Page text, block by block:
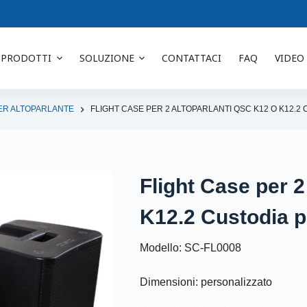
PRODOTTI SOLUZIONE CONTATTACI FAQ VIDEO
ALTOPARLANTE FLIGHT CASE PER 2 ALTOPARLANTI QSC K12 O K12.2
Flight Case per
K12.2 Custodia
Modello: SC-FL0008
Dimensioni: personalizzato